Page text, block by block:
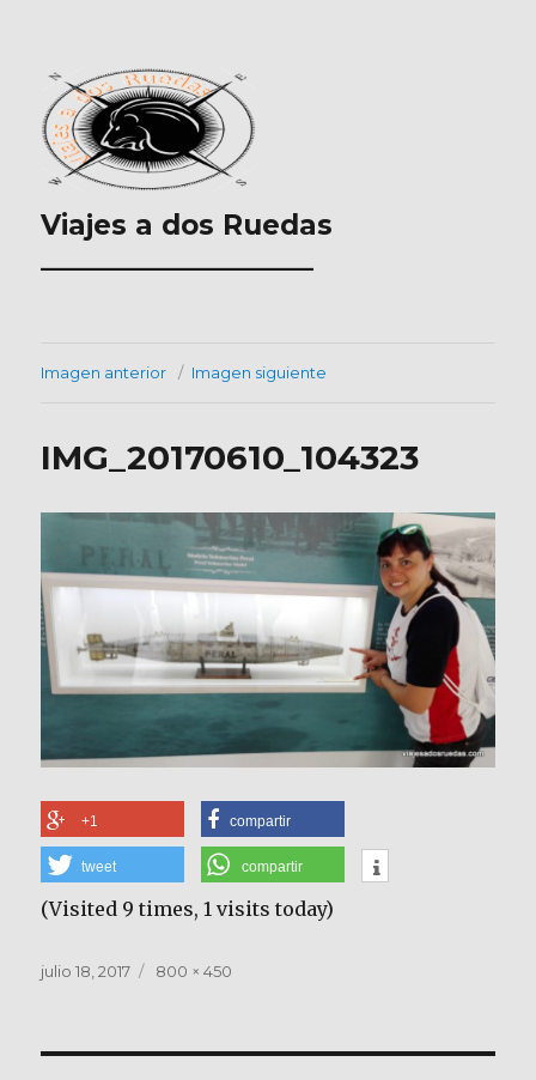
Viajes a dos Ruedas
___________________
Imagen anterior Imagen siguiente
IMG_20170610_104323
+1 compartir
tweet compartir
(Visited 9 times, 1 visits today)
Publicado
julio 18, 2017
Tamaño
800 × 450